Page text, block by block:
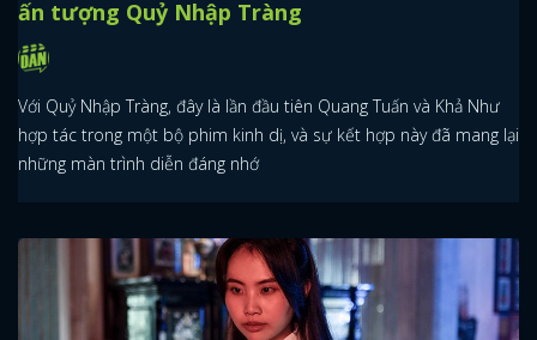
ấn tượng Quỷ Nhập Tràng
Với Quỷ Nhập Tràng, đây là lần đầu tiên Quang Tuấn và Khả Như
hợp tác trong một bộ phim kinh dị, và sự kết hợp này đã mang lại
những màn trình diễn đáng nhớ